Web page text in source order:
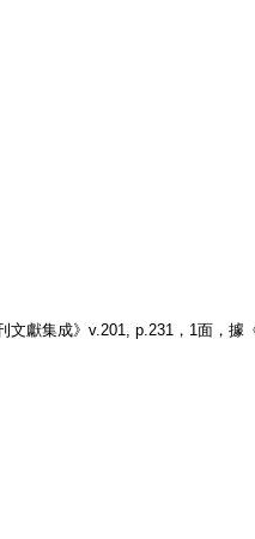
獻集成》v.201, p.231，1面，據